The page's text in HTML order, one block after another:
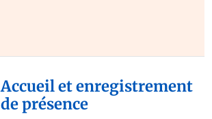
Accueil et enregistrement
de présence